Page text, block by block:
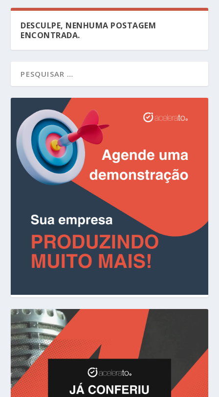
DESCULPE, NENHUMA POSTAGEM
ENCONTRADA.